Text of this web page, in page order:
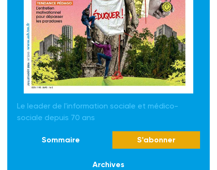
Le leader de l'information sociale et médico-
sociale depuis 70 ans
Sommaire S'abonner
Archives